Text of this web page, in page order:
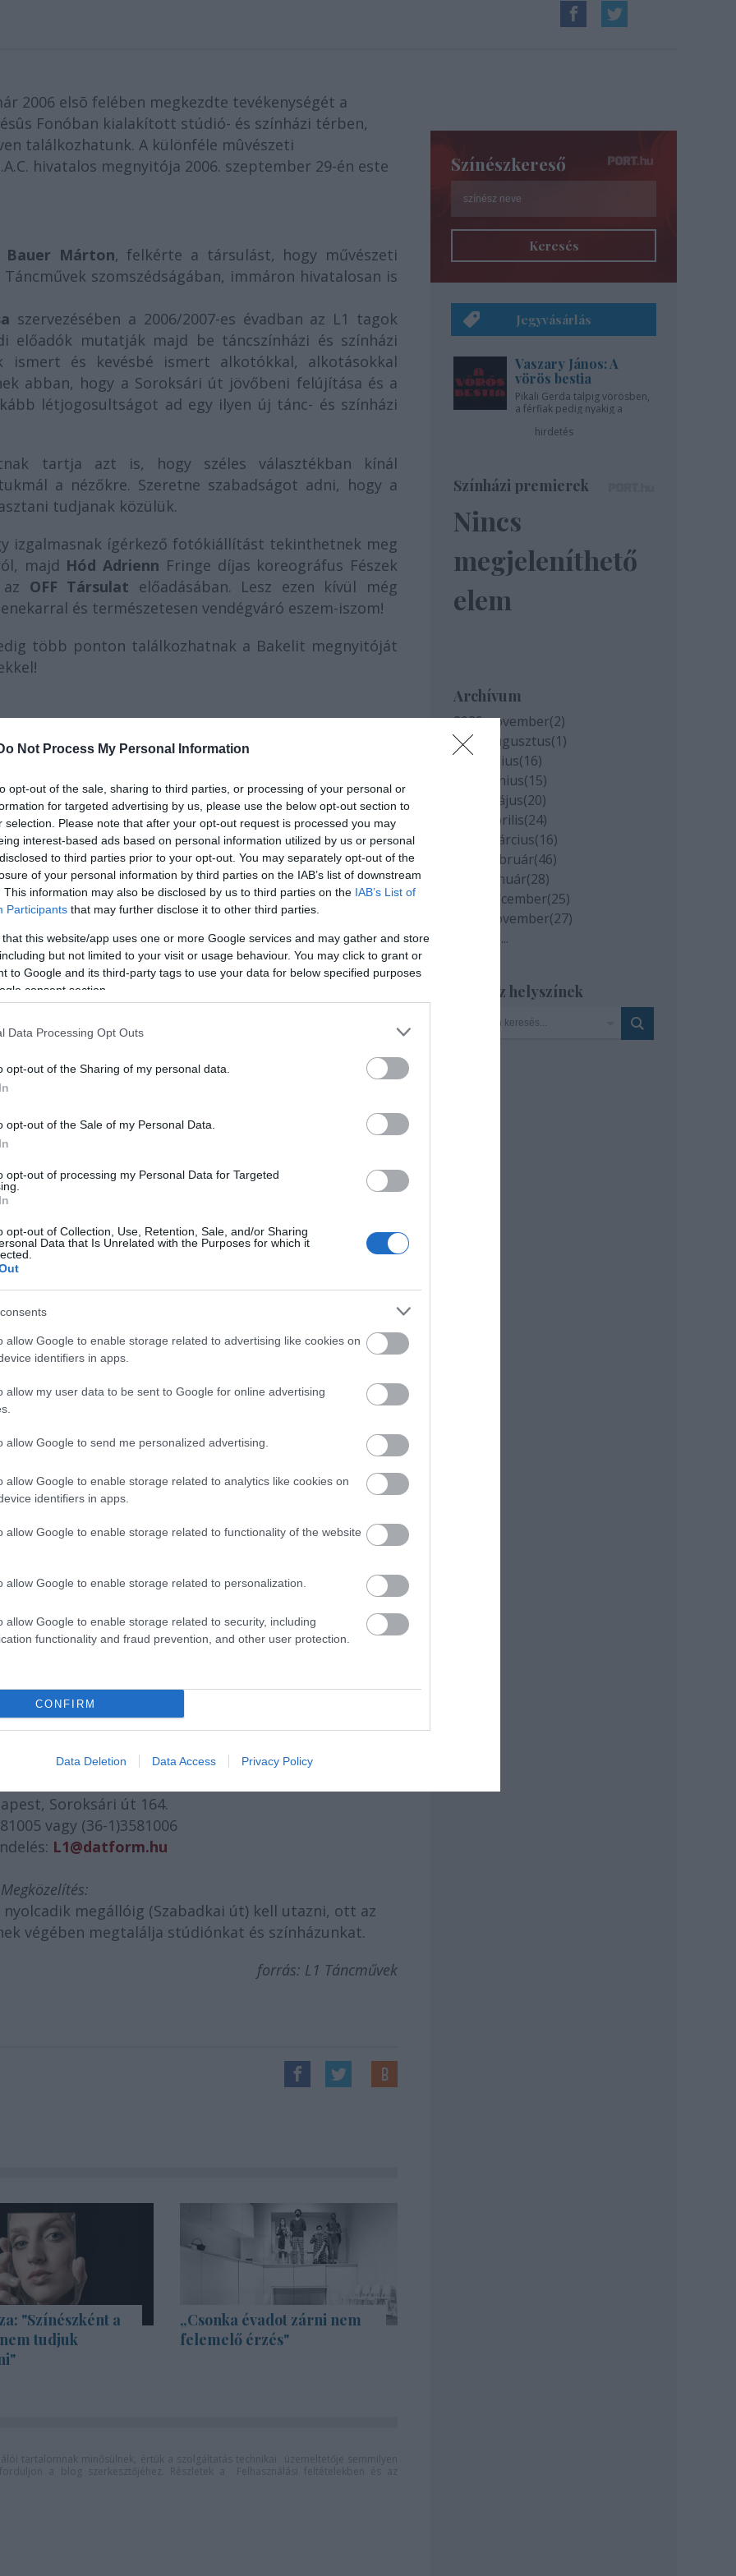
Not Process My Personal Information
opt-out of the sale, sharing to third parties, or processing of your personal or
for targeted advertising by us, please use the below opt-out section to
selection. Please note that after your opt-out request is processed you may
interest-based ads based on personal information utilized by us or personal
to third parties prior to your opt-out. You may separately opt-out of the
of your personal information by third parties on the IAB’s list of downstream
This information may also be disclosed by us to third parties on the IAB’s List of
Participants that may further disclose it to other third parties.
that this website/app uses one or more Google services and may gather and store
but not limited to your visit or usage behaviour. You may click to grant or
to Google and its third-party tags to use your data for below specified purposes
consent section.
Data Processing Opt Outs
opt-out of the Sharing of my personal data.
opt-out of the Sale of my Personal Data.
opt-out of processing my Personal Data for Targeted
opt-out of Collection, Use, Retention, Sale, and/or Sharing
Data that Is Unrelated with the Purposes for which it
allow Google to enable storage related to advertising like cookies on
identifiers in apps.
allow my user data to be sent to Google for online advertising
allow Google to send me personalized advertising.
allow Google to enable storage related to analytics like cookies on
identifiers in apps.
allow Google to enable storage related to functionality of the website
allow Google to enable storage related to personalization.
allow Google to enable storage related to security, including
functionality and fraud prevention, and other user protection.
CONFIRM
Data Deletion Data Access Privacy Policy
2006 elsõ felében megkezdte tevékenységét a
Fonóban kialakított stúdió- és színházi térben,
találkozhatunk. A különféle mûvészeti
hivatalos megnyitója 2006. szeptember 29-én este
Bauer Márton, felkérte a társulást, hogy művészeti
szomszédságában, immáron hivatalosan is
szervezésében a 2006/2007-es évadban az L1 tagok
előadók mutatják majd be táncszínházi és színházi
ismert és kevésbé ismert alkotókkal, alkotásokkal
abban, hogy a Soroksári út jövőbeni felújítása és a
létjogosultságot ad egy ilyen új tánc- és színházi
tartja azt is, hogy széles választékban kínál
a nézőkre. Szeretne szabadságot adni, hogy a
tudjanak közülük.
izgalmasnak ígérkező fotókiállítást tekinthetnek meg
majd Hód Adrienn Fringe díjas koreográfus Fészek
OFF Társulat előadásában. Lesz ezen kívül még
és természetesen vendégváró eszem-iszom!
több ponton találkozhatnak a Bakelit megnyitóját
út-Körút sarkán az aluljáróban és a Boráros téren.
az OFF Táncszínház előadásában
további programjai:
variációk (tánc)
Szerető nőd (színház)
Fényárnyak (tánc)
(tánc)
Soroksári út 164.
vagy (36-1)3581006
L1@datform.hu
Megközelítés:
megállóig (Szabadkai út) kell utazni, ott az
végében megtalálja stúdiónkat és színházunkat.
forrás: L1 Táncművek
"Színészként a
tudjuk
„Csonka évadot zárni nem
felemelő érzés"
Színészkereső
Keresés
Jegyvásárlás
Vaszary János: A
vörös bestia
Pikali Gerda talpig vörösben,
a férfiak pedig nyakig a
hirdetés
Színházi premierek
Nincs
megjeleníthető
elem
Archívum
2020 november(2)
2020 augusztus(1)
2020 július(16)
2020 június(15)
2020 május(20)
2020 április(24)
2020 március(16)
2020 február(46)
2020 január(28)
2019 december(25)
2019 november(27)
...
Szinház helyszínek